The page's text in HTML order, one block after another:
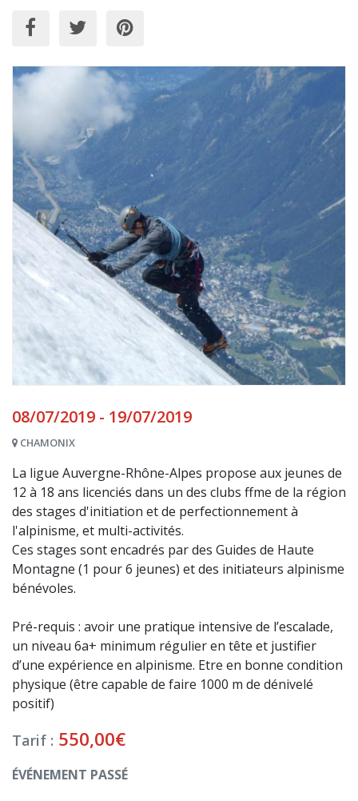
08/07/2019 - 19/07/2019
CHAMONIX
La ligue Auvergne-Rhône-Alpes propose aux jeunes de
12 à 18 ans licenciés dans un des clubs ffme de la région
des stages d'initiation et de perfectionnement à
l'alpinisme, et multi-activités.
Ces stages sont encadrés par des Guides de Haute
Montagne (1 pour 6 jeunes) et des initiateurs alpinisme
bénévoles.
Pré-requis : avoir une pratique intensive de l’escalade,
un niveau 6a+ minimum régulier en tête et justifier
d’une expérience en alpinisme. Etre en bonne condition
physique (être capable de faire 1000 m de dénivelé
positif)
Tarif : 550,00€
ÉVÉNEMENT PASSÉ